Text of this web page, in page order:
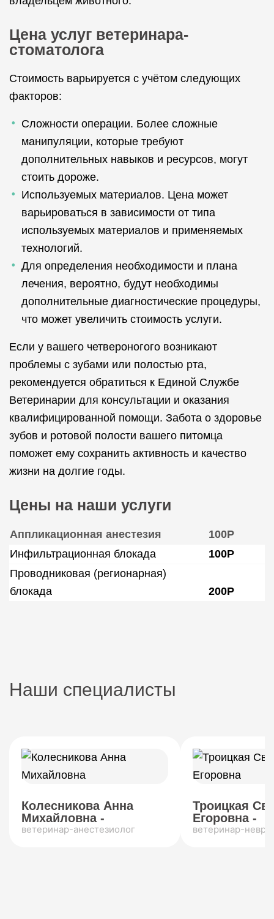
Цена услуг ветеринара-
стоматолога
Стоимость варьируется с учётом следующих
факторов:
Сложности операции. Более сложные
манипуляции, которые требуют
дополнительных навыков и ресурсов, могут
стоить дороже.
Используемых материалов. Цена может
варьироваться в зависимости от типа
используемых материалов и применяемых
технологий.
Для определения необходимости и плана
лечения, вероятно, будут необходимы
дополнительные диагностические процедуры,
что может увеличить стоимость услуги.
Если у вашего четвероногого возникают
проблемы с зубами или полостью рта,
рекомендуется обратиться к Единой Службе
Ветеринарии для консультации и оказания
квалифицированной помощи. Забота о здоровье
зубов и ротовой полости вашего питомца
поможет ему сохранить активность и качество
жизни на долгие годы.
Цены на наши услуги
Аппликационная анестезия
100Р
Инфильтрационная блокада
100Р
Проводниковая (регионарная)
блокада
200Р
Наши специалисты
Колесникова Анна
Михайловна -
ветеринар-анестезиолог
Троицкая
Егоровна -
ветеринар-